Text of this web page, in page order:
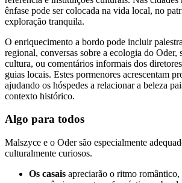
ênfase pode ser colocada na vida local, no
exploração tranquila.
O enriquecimento a bordo pode incluir
regional, conversas sobre a ecologia do Oder,
cultura, ou comentários informais dos
guias locais. Estes pormenores acrescentam
ajudando os hóspedes a relacionar a beleza
contexto histórico.
Algo para todos
Malszyce e o Oder são especialmente
culturalmente curiosos.
Os casais apreciarão o ritmo